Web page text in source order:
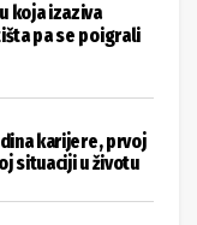
koja izaziva
pa se poigrali
karijere, prvoj
situaciji u životu